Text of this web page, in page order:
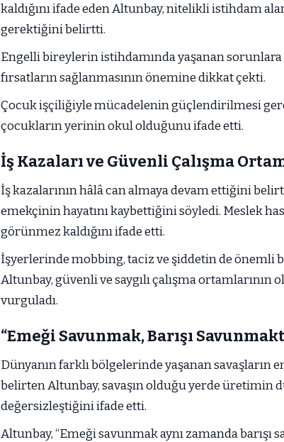
kaldığını ifade eden Altunbay, nitelikli istihdam
gerektiğini belirtti.
Engelli bireylerin istihdamında yaşanan sorunlara
fırsatların sağlanmasının önemine dikkat çekti.
Çocuk işçiliğiyle mücadelenin güçlendirilmesi
çocukların yerinin okul olduğunu ifade etti.
İş Kazaları ve Güvenli Çalışma
İş kazalarının hâlâ can almaya devam ettiğini
emekçinin hayatını kaybettiğini söyledi. Meslek
görünmez kaldığını ifade etti.
İşyerlerinde mobbing, taciz ve şiddetin de önemli
Altunbay, güvenli ve saygılı çalışma
vurguladı.
“Emeği Savunmak, Barışı
Dünyanın farklı bölgelerinde yaşanan savaşların
belirten Altunbay, savaşın olduğu yerde üretimin
değersizleştiğini ifade etti.
Altunbay, “Emeği savunmak aynı zamanda barışı